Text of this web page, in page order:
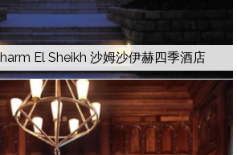
El Sheikh 沙姆沙伊赫四季酒店